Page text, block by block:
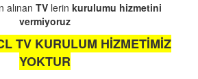
alınan TVlerin kurulumu hizmetini
vermiyoruz
TV KURULUM HİZMETİMİZ
YOKTUR